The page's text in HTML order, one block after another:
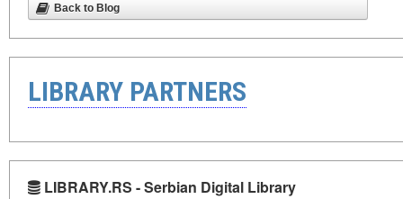
Back to Blog
LIBRARY PARTNERS
LIBRARY.RS - Serbian Digital Library